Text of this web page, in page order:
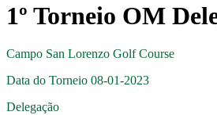
1º Torneio OM
Campo San Lorenzo Golf Course
Data do Torneio 08-01-2023
Delegação